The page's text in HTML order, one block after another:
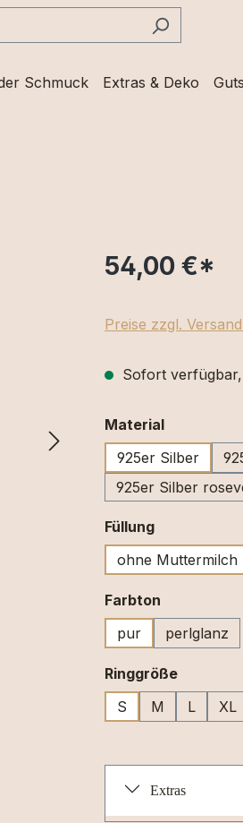
Schmuck Extras & Deko
54,00 €*
Preise zzgl.
Sofort
Materialauswählen
925er Silber
925er Silber
Füllungauswählen
ohne Muttermilch
Farbton
pur
perlglanz
Ringgröße
S
M L XL
Extras